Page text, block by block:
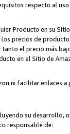
respecto al uso
Producto en su
precios de
el precio más
en el Sitio de
ni facilitar enlaces
su
responsable de: